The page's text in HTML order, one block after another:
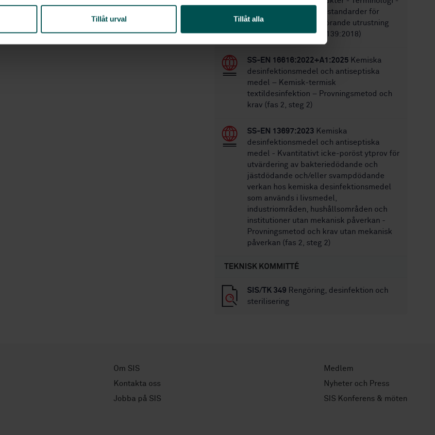
Tillåt urval Tillåt alla
Termer som används i standarder för
sterilisering samt tillhörande utrustning
och processer (ISO 11139:2018)
SS-EN 16616:2022+A1:2025 Kemiska
desinfektionsmedel och antiseptiska
medel – Kemisk-termisk
textildesinfektion – Provningsmetod och
krav (fas 2, steg 2)
SS-EN 13697:2023 Kemiska
desinfektionsmedel och antiseptiska
medel - Kvantitativt icke-poröst ytprov för
utvärdering av bakteriedödande och
jästdödande och/eller svampdödande
verkan hos kemiska desinfektionsmedel
som används i livsmedel,
industriområden, hushållsområden och
institutioner utan mekanisk påverkan -
Provningsmetod och krav utan mekanisk
påverkan (fas 2, steg 2)
TEKNISK KOMMITTÉ
SIS/TK 349 Rengöring, desinfektion och
sterilisering
Om SIS
Kontakta oss
Jobba på SIS
Medlem
Nyheter och Press
SIS Konferens & möten